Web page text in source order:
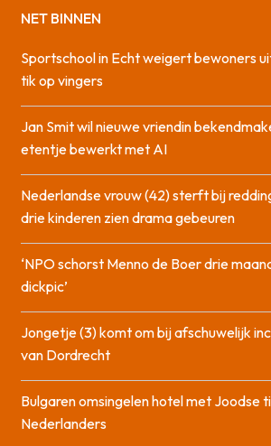
NET BINNEN
Sportschool in Echt weigert bewoners
tik op vingers
Jan Smit wil nieuwe vriendin
etentje bewerkt met AI
Nederlandse vrouw (42) sterft bij
drie kinderen zien drama gebeuren
‘NPO schorst Menno de Boer drie
dickpic’
Jongetje (3) komt om bij afschuwelijk
van Dordrecht
Bulgaren omsingelen hotel met Joodse
Nederlanders